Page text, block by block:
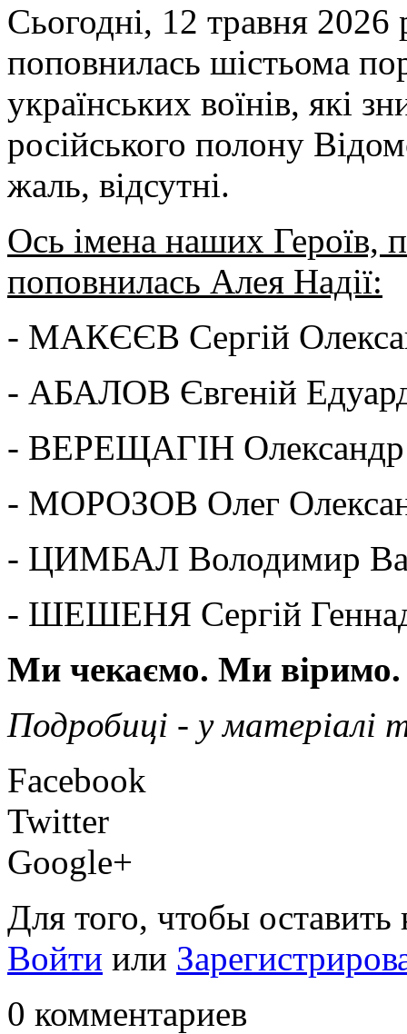
Сьогодні, 12 травня 2026
поповнилась шістьома
українських воїнів, які
російського полону
жаль, відсутні.
Ось імена наших Героїв,
поповнилась Алея Надії:
- МАКЄЄВ Сергій
- АБАЛОВ Євгеній
- ВЕРЕЩАГІН Олександр
- МОРОЗОВ Олег
- ЦИМБАЛ Володимир
- ШЕШЕНЯ Сергій
Ми чекаємо. Ми віримо.
Подробиці - у матеріалі
Facebook
Twitter
Google+
Для того, чтобы
Войти или
0 комментариев